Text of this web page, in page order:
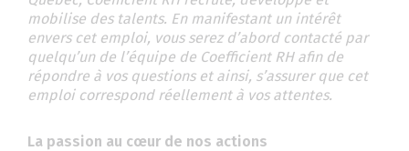
mobilise des talents. En manifestant un intérêt
envers cet emploi, vous serez d’abord contacté par
quelqu’un de l’équipe de Coefficient RH afin de
répondre à vos questions et ainsi, s’assurer que cet
emploi correspond réellement à vos attentes.
La passion au cœur de nos actions